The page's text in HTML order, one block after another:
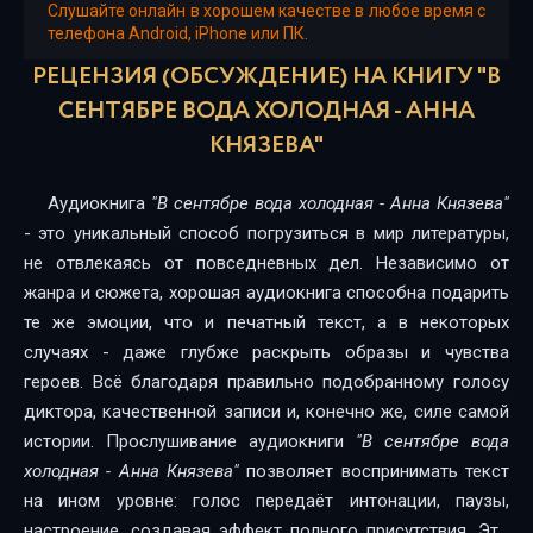
В сентябре вода холодная
В сентябре вода холодная
В сентябре вода холодная
В сентябре вода холодная
В сентябре вода холодная
В сентябре вода холодная
В сентябре вода холодная
В сентябре вода холодная
В сентябре вода холодная
Слушайте онлайн в хорошем качестве в любое время с
телефона Android, iPhone или ПК.
РЕЦЕНЗИЯ (ОБСУЖДЕНИЕ) НА КНИГУ "В
СЕНТЯБРЕ ВОДА ХОЛОДНАЯ - АННА
КНЯЗЕВА"
Аудиокнига "В сентябре вода холодная - Анна Князева"
- это уникальный способ погрузиться в мир литературы,
не отвлекаясь от повседневных дел. Независимо от
жанра и сюжета, хорошая аудиокнига способна подарить
те же эмоции, что и печатный текст, а в некоторых
случаях - даже глубже раскрыть образы и чувства
героев. Всё благодаря правильно подобранному голосу
диктора, качественной записи и, конечно же, силе самой
истории. Прослушивание аудиокниги "В сентябре вода
холодная - Анна Князева" позволяет воспринимать текст
на ином уровне: голос передаёт интонации, паузы,